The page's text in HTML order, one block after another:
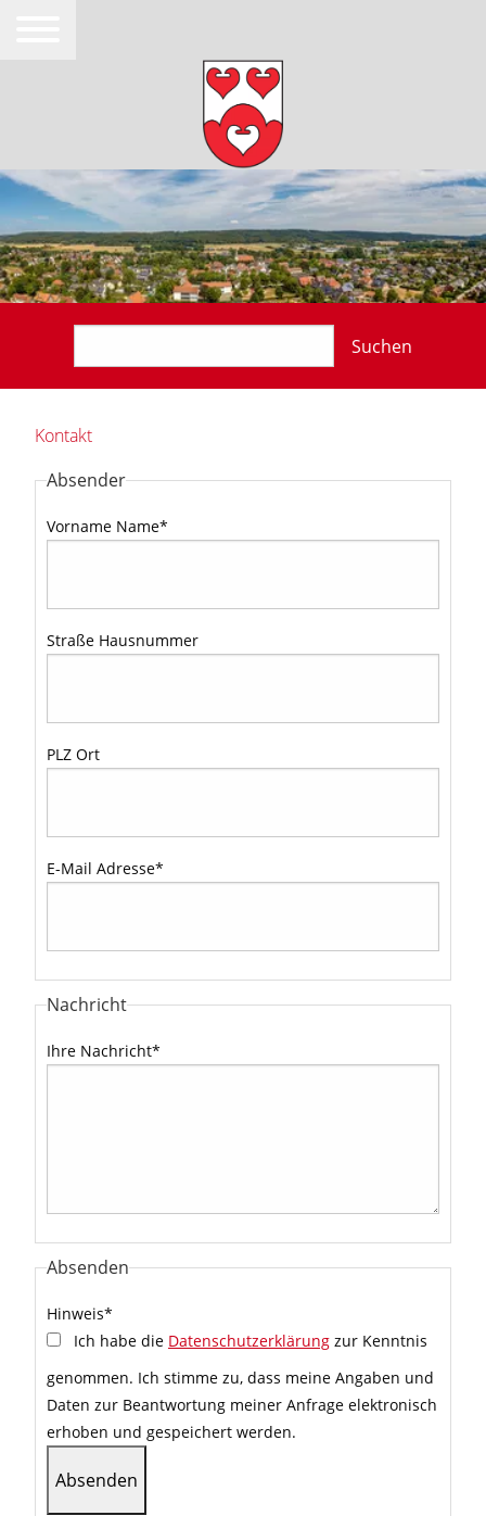
Suchen
Kontakt
Absender
Vorname Name*
Straße Hausnummer
PLZ Ort
E-Mail Adresse*
Nachricht
Ihre Nachricht*
Absenden
Hinweis*
Ich habe die Datenschutzerklärung zur Kenntnis
genommen. Ich stimme zu, dass meine Angaben und
Daten zur Beantwortung meiner Anfrage elektronisch
erhoben und gespeichert werden.